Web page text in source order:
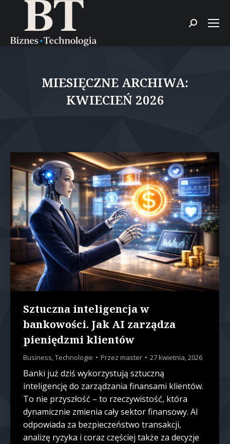
Szukaj:
MIESIĘCZNE ARCHIWA:
KWIECIEŃ 2026
Sztuczna inteligencja w
bankowości. Jak AI zarządza
pieniędzmi klientów
Business,Technologie Przez master 27 kwietnia, 2026
Banki już dziś wykorzystują sztuczną
inteligencję do zarządzania finansami klientów.
To nie przyszłość – to rzeczywistość, która
dynamicznie zmienia cały sektor finansowy. AI
odpowiada za bezpieczeństwo transakcji,
analizę ryzyka i coraz częściej także za decyzje